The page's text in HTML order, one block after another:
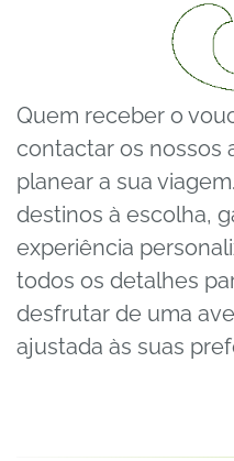
Quem receber o
contactar os nossos
planear a sua
destinos à escolha,
experiência
todos os detalhes
desfrutar de uma
ajustada às suas